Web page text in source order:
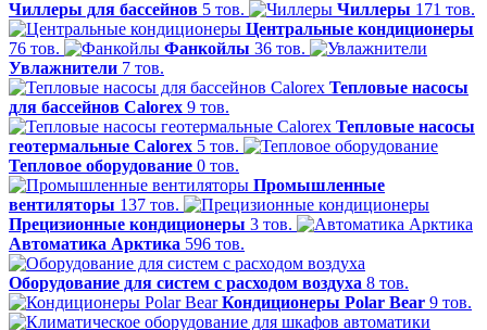
Чиллеры для бассейнов 5 тов. Чиллеры 171 тов.
Центральные кондиционеры
76 тов.
Фанкойлы 36 тов.
Увлажнители 7 тов.
Тепловые насосы
для бассейнов Calorex 9 тов.
Тепловые насосы
геотермальные Calorex 5 тов.
Тепловое оборудование 0 тов.
Промышленные
вентиляторы 137 тов.
Прецизионные кондиционеры 3 тов.
Автоматика Арктика 596 тов.
Оборудование для систем с расходом воздуха 8 тов.
Кондиционеры Polar Bear 9 тов.